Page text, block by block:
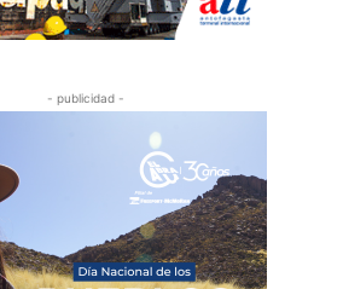
- publicidad -